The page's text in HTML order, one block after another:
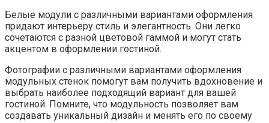
Белые модули с различными вариантами оформления
придают интерьеру стиль и элегантность. Они легко
сочетаются с разной цветовой гаммой и могут стать
акцентом в оформлении гостиной.
Фотографии с различными вариантами оформления
модульных стенок помогут вам получить вдохновение и
выбрать наиболее подходящий вариант для вашей
гостиной. Помните, что модульность позволяет вам
создавать уникальный дизайн и менять его по своему